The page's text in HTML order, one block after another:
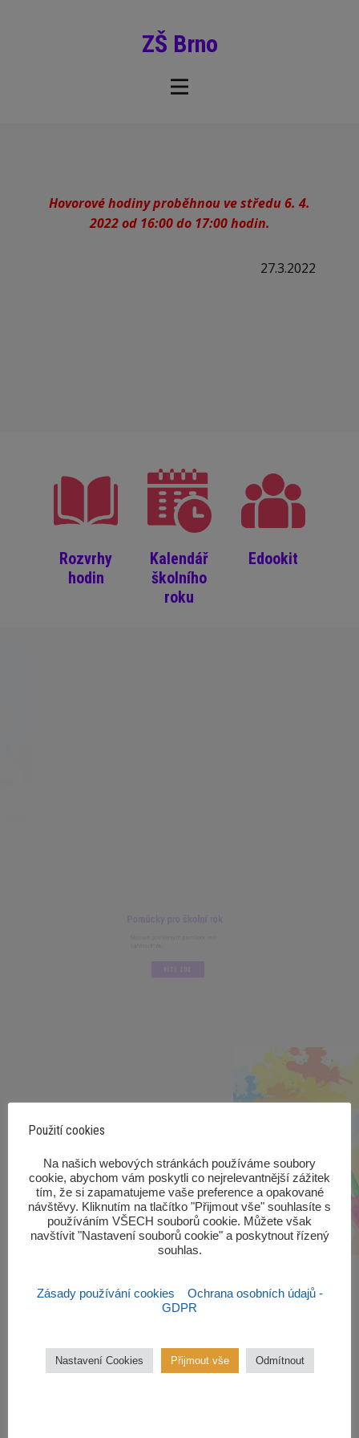
ZŠ Brno
Hovorové hodiny proběhnou ve středu 6. 4.
2022 od 16:00 do 17:00 hodin.
27.3.2022
Rozvrhy
hodin
Kalendář
školního
roku
Edookit
Zájmové kroužky
Použití cookies
‎Na našich webových stránkách používáme soubory
cookie, abychom vám poskytli co nejrelevantnější zážitek
tím, že si zapamatujeme vaše preference a opakované
návštěvy. Kliknutím na tlačítko "Přijmout vše" souhlasíte s
používáním VŠECH souborů cookie. Můžete však
navštívit "Nastavení souborů cookie" a poskytnout řízený
souhlas.‎
Zásady používání cookies
Ochrana osobních údajů -
GDPR
Nastavení Cookies Přijmout vše Odmítnout